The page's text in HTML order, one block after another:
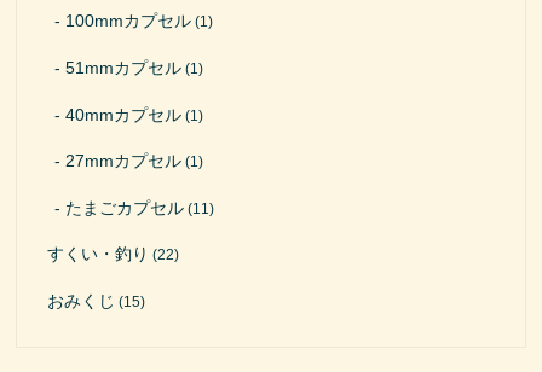
100mmカプセル (1)
51mmカプセル (1)
40mmカプセル (1)
27mmカプセル (1)
たまごカプセル (11)
すくい・釣り (22)
おみくじ (15)